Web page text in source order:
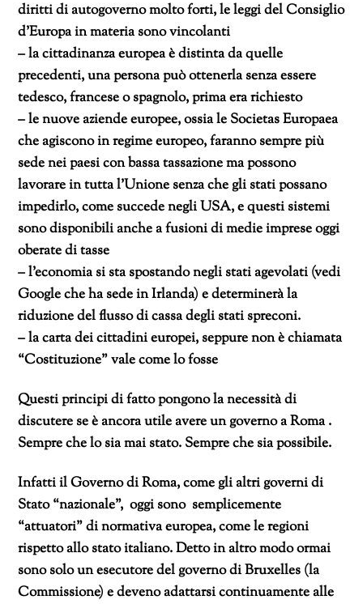
diritti di autogoverno molto forti, le leggi del Consiglio
d’Europa in materia sono vincolanti
– la cittadinanza europea è distinta da quelle
precedenti, una persona può ottenerla senza essere
tedesco, francese o spagnolo, prima era richiesto
– le nuove aziende europee, ossia le Societas Europaea
che agiscono in regime europeo, faranno sempre più
sede nei paesi con bassa tassazione ma possono
lavorare in tutta l’Unione senza che gli stati possano
impedirlo, come succede negli USA, e questi sistemi
sono disponibili anche a fusioni di medie imprese oggi
oberate di tasse
– l’economia si sta spostando negli stati agevolati (vedi
Google che ha sede in Irlanda) e determinerà la
riduzione del flusso di cassa degli stati spreconi.
– la carta dei cittadini europei, seppure non è chiamata
“Costituzione” vale come lo fosse
Questi principi di fatto pongono la necessità di
discutere se è ancora utile avere un governo a Roma .
Sempre che lo sia mai stato. Sempre che sia possibile.
Infatti il Governo di Roma, come gli altri governi di
Stato “nazionale”, oggi sono semplicemente
“attuatori” di normativa europea, come le regioni
rispetto allo stato italiano. Detto in altro modo ormai
sono solo un esecutore del governo di Bruxelles (la
Commissione) e deveno adattarsi continuamente alle